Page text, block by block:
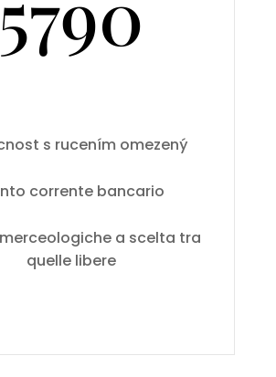
s rucením omezený
corrente bancario
a scelta tra
quelle libere